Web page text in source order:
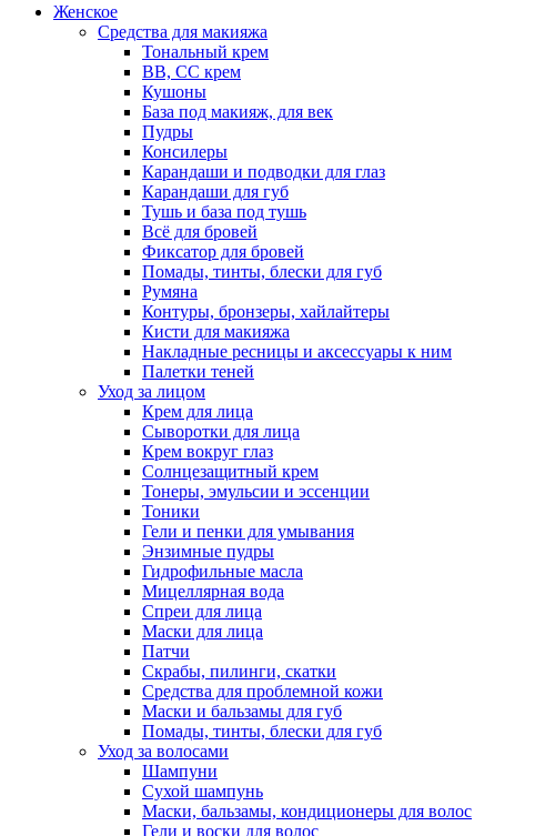
Женское
Средства для макияжа
Тональный крем
BB, CC крем
Кушоны
База под макияж, для век
Пудры
Консилеры
Карандаши и подводки для глаз
Карандаши для губ
Тушь и база под тушь
Всё для бровей
Фиксатор для бровей
Помады, тинты, блески для губ
Румяна
Контуры, бронзеры, хайлайтеры
Кисти для макияжа
Накладные ресницы и аксессуары к ним
Палетки теней
Уход за лицом
Крем для лица
Сыворотки для лица
Крем вокруг глаз
Солнцезащитный крем
Тонеры, эмульсии и эссенции
Тоники
Гели и пенки для умывания
Энзимные пудры
Гидрофильные масла
Мицеллярная вода
Спреи для лица
Маски для лица
Патчи
Скрабы, пилинги, скатки
Средства для проблемной кожи
Маски и бальзамы для губ
Помады, тинты, блески для губ
Уход за волосами
Шампуни
Сухой шампунь
Маски, бальзамы, кондиционеры для волос
Гели и воски для волос